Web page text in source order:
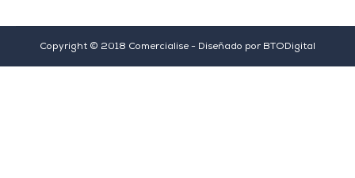
Copyright © 2018 Comercialise - Diseñado por BTODigital